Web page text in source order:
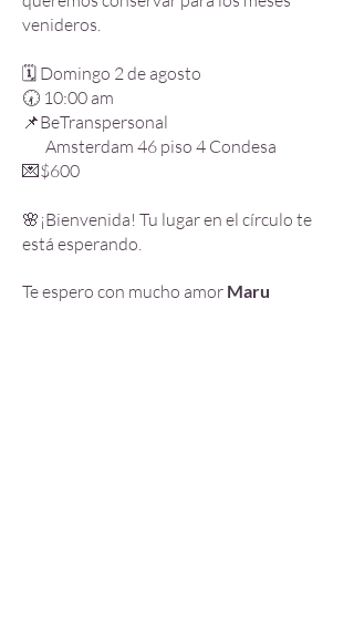
venideros.
🗓️ Domingo 2 de agosto
🕢 10:00 am
📌BeTranspersonal
Amsterdam 46 piso 4 Condesa
💌$600
🌸¡Bienvenida! Tu lugar en el círculo te
está esperando.
Te espero con mucho amor Maru